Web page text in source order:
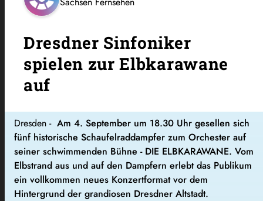
Dresdner Sinfoniker
spielen zur Elbkarawane
auf
Dresden - Am 4. September um 18.30 Uhr gesellen sich
fünf historische Schaufelraddampfer zum Orchester auf
seiner schwimmenden Bühne - DIE ELBKARAWANE. Vom
Elbstrand aus und auf den Dampfern erlebt das Publikum
ein vollkommen neues Konzertformat vor dem
Hintergrund der grandiosen Dresdner Altstadt.